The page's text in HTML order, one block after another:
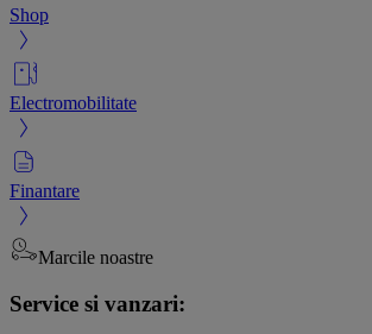
Shop
Electromobilitate
Finantare
Marcile noastre
Service si vanzari: